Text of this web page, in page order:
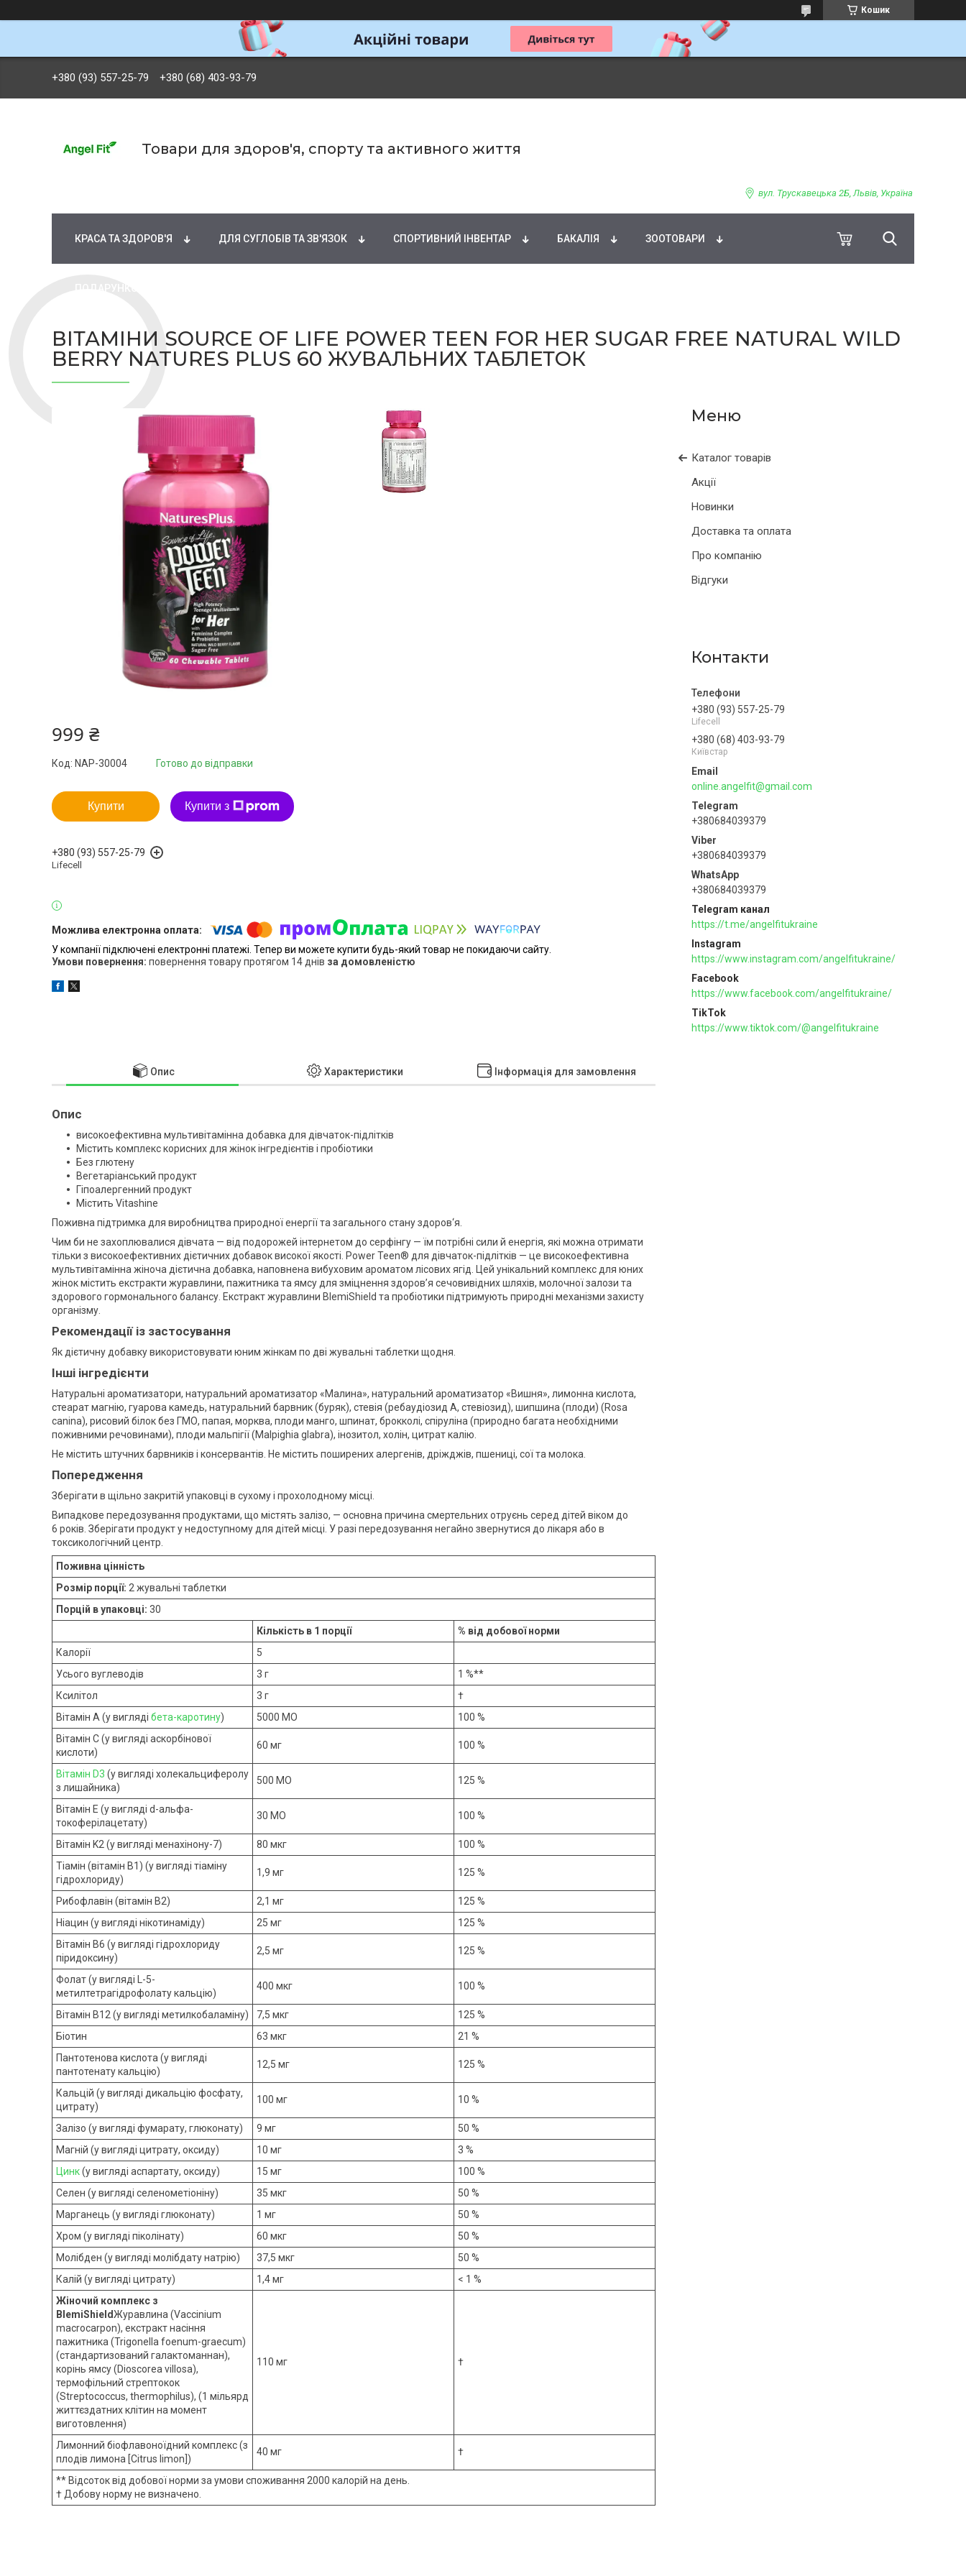
Кошик
+380 (93) 557-25-79 +380 (68) 403-93-79
Товари для здоров'я, спорту та активного життя
вул. Трускавецька 2Б, Львів, Україна
КРАСА ТА ЗДОРОВ'Я ДЛЯ СУГЛОБІВ ТА ЗВ'ЯЗОК СПОРТИВНИЙ ІНВЕНТАР БАКАЛІЯ ЗООТОВАРИ
ВІТАМІНИ SOURCE OF LIFE POWER TEEN FOR HER SUGAR FREE NATURAL WILD
BERRY NATURES PLUS 60 ЖУВАЛЬНИХ ТАБЛЕТОК
Каталог товарів
Акції
Новинки
Доставка та оплата
Про компанію
Відгуки
Контакти
+380 (93) 557-25-79
Lifecell
+380 (68) 403-93-79
Київстар
online.angelfit@gmail.com
+380684039379
+380684039379
+380684039379
Telegram канал
https://t.me/angelfitukraine
Instagram
https://www.instagram.com/angelfitukraine/
Facebook
https://www.facebook.com/angelfitukraine/
TikTok
https://www.tiktok.com/@angelfitukraine
999 ₴
Готово до відправки
Код: NAP-30004
Купити Купити з
+380 (93) 557-25-79
Lifecell
У компанії підключені електронні платежі. Тепер ви можете купити будь-який товар не покидаючи сайту.
повернення товару протягом 14 днів за домовленістю
Опис Характеристики Інформація для замовлення
Опис
високоефективна мультивітамінна добавка для дівчаток-підлітків
Містить комплекс корисних для жінок інгредієнтів і пробіотики
Без глютену
Вегетаріанський продукт
Гіпоалергенний продукт
Містить Vitashine
Поживна підтримка для виробництва природної енергії та загального стану здоров‘я.
Чим би не захоплювалися дівчата — від подорожей інтернетом до серфінгу — їм потрібні сили й енергія, які можна отримати
тільки з високоефективних дієтичних добавок високої якості. Power Teen® для дівчаток-підлітків — це високоефективна
мультивітамінна жіноча дієтична добавка, наповнена вибуховим ароматом лісових ягід. Цей унікальний комплекс для юних
жінок містить екстракти журавлини, пажитника та ямсу для зміцнення здоров’я сечовивідних шляхів, молочної залози та
здорового гормонального балансу. Екстракт журавлини BlemiShield та пробіотики підтримують природні механізми захисту
організму.
Рекомендації із застосування
Як дієтичну добавку використовувати юним жінкам по дві жувальні таблетки щодня.
Інші інгредієнти
Натуральні ароматизатори, натуральний ароматизатор «Малина», натуральний ароматизатор «Вишня», лимонна кислота,
стеарат магнію, гуарова камедь, натуральний барвник (буряк), стевія (ребаудіозид A, стевіозид), шипшина (плоди) (Rosa
canina), рисовий білок без ГМО, папая, морква, плоди манго, шпинат, брокколі, спіруліна (природно багата необхідними
поживними речовинами), плоди мальпігії (Malpighia glabra), інозитол, холін, цитрат калію.
Не містить штучних барвників і консервантів. Не містить поширених алергенів, дріжджів, пшениці, сої та молока.
Попередження
Зберігати в щільно закритій упаковці в сухому і прохолодному місці.
Випадкове передозування продуктами, що містять залізо, — основна причина смертельних отруєнь серед дітей віком до
6 років. Зберігати продукт у недоступному для дітей місці. У разі передозування негайно звернутися до лікаря або в
токсикологічний центр.
Поживна цінність
Розмір порції: 2 жувальні таблетки
Порцій в упаковці: 30
Кількість в 1 порції
% від добової норми
Калорії
5
Усього вуглеводів
3 г
1 %**
Ксилітол
3 г
†
Вітамін A (у вигляді бета-каротину) 5000 МО
100 %
Вітамін С (у вигляді аскорбінової
кислоти)
60 мг 100 %
Вітамін D3 (у вигляді холекальциферолу
з лишайника)
500 МО 125 %
Вітамін E (у вигляді d-альфа-
токоферілацетату)
30 МО 100 %
Вітамін K2 (у вигляді менахінону-7) 80 мкг
100 %
Тіамін (вітамін B1) (у вигляді тіаміну
гідрохлориду)
1,9 мг 125 %
Рибофлавін (вітамін B2) 2,1 мг
125 %
Ніацин (у вигляді нікотинаміду)
25 мг
125 %
Вітамін B6 (у вигляді гідрохлориду
піридоксину)
2,5 мг 125 %
Фолат (у вигляді L-5-
метилтетрагідрофолату кальцію)
400 мкг 100 %
Вітамін B12 (у вигляді метилкобаламіну) 7,5 мкг
125 %
Біотин
63 мкг
21 %
Пантотенова кислота (у вигляді
пантотенату кальцію)
12,5 мг 125 %
Кальцій (у вигляді дикальцію фосфату,
цитрату)
100 мг 10 %
Залізо (у вигляді фумарату, глюконату) 9 мг
50 %
Магній (у вигляді цитрату, оксиду)
10 мг
3 %
Цинк(у вигляді аспартату, оксиду) 15 мг
100 %
Селен (у вигляді селенометіоніну)
35 мкг
50 %
Марганець (у вигляді глюконату)
1 мг
50 %
Хром (у вигляді піколінату)
60 мкг
50 %
Молібден (у вигляді молібдату натрію)
37,5 мкг
50 %
Калій (у вигляді цитрату)
1,4 мг
< 1 %
Жіночий комплекс з
BlemiShieldЖуравлина (Vaccinium
macrocarpon), екстракт насіння
пажитника (Trigonella foenum-graecum)
(стандартизований галактоманнан),
корінь ямсу (Dioscorea villosa),
термофільний стрептокок
(Streptococcus, thermophilus), (1 мільярд
життєздатних клітин на момент
виготовлення)
110 мг †
Лимонний біофлавоноїдний комплекс (з
плодів лимона [Citrus limon])
40 мг †
** Відсоток від добової норми за умови споживання 2000 калорій на день.
† Добову норму не визначено.